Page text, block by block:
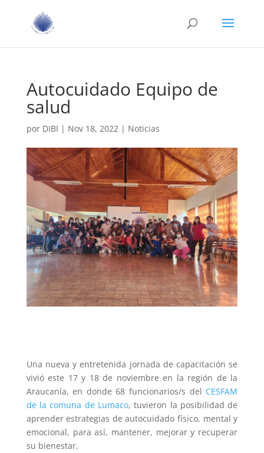
Autocuidado Equipo de
salud
por DIBI | Nov 18, 2022| Noticias
Una nueva y entretenida jornada de capacitación se
vivió este 17 y 18 de noviembre en la región de la
Araucanía, en donde 68 funcionarios/s del CESFAM
de la comuna de Lumaco, tuvieron la posibilidad de
aprender estrategias de autocuidado físico, mental y
emocional, para así, mantener, mejorar y recuperar
su bienestar.